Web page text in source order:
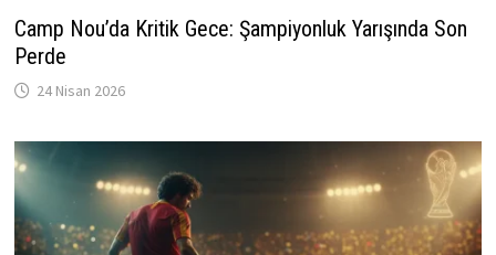
Camp Nou’da Kritik Gece: Şampiyonluk Yarışında Son
Perde
24 Nisan 2026